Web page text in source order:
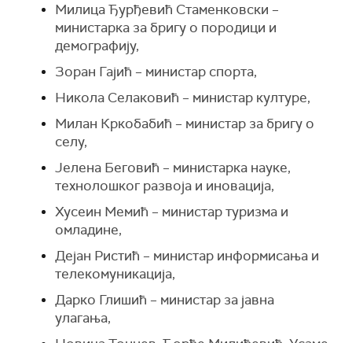
Милица Ђурђевић Стаменковски –
министарка за бригу о породици и
демографију,
Зоран Гајић – министар спорта,
Никола Селаковић – министар културе,
Милан Кркобабић – министар за бригу о
селу,
Јелена Беговић – министарка науке,
технолошког развоја и иновација,
Хусеин Мемић – министар туризма и
омладине,
Дејан Ристић – министар информисања и
телекомуникација,
Дарко Глишић – министар за јавна
улагања,